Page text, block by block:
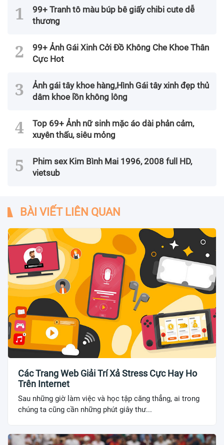
99+ Tranh tô màu búp bê giấy chibi cute dễ
thương
99+ Ảnh Gái Xinh Cởi Đồ Không Che Khoe Thân
Cực Hot
Ảnh gái tây khoe hàng,Hình Gái tây xinh đẹp thủ
dâm khoe lồn không lông
Top 69+ Ảnh nữ sinh mặc áo dài phản cảm,
xuyên thấu, siêu mỏng
Phim sex Kim Bình Mai 1996, 2008 full HD,
vietsub
BÀI VIẾT LIÊN QUAN
Các Trang Web Giải Trí Xả Stress Cực Hay Ho
Trên Internet
Sau những giờ làm việc và học tập căng thẳng, ai trong
chúng ta cũng cần những phút giây thư...